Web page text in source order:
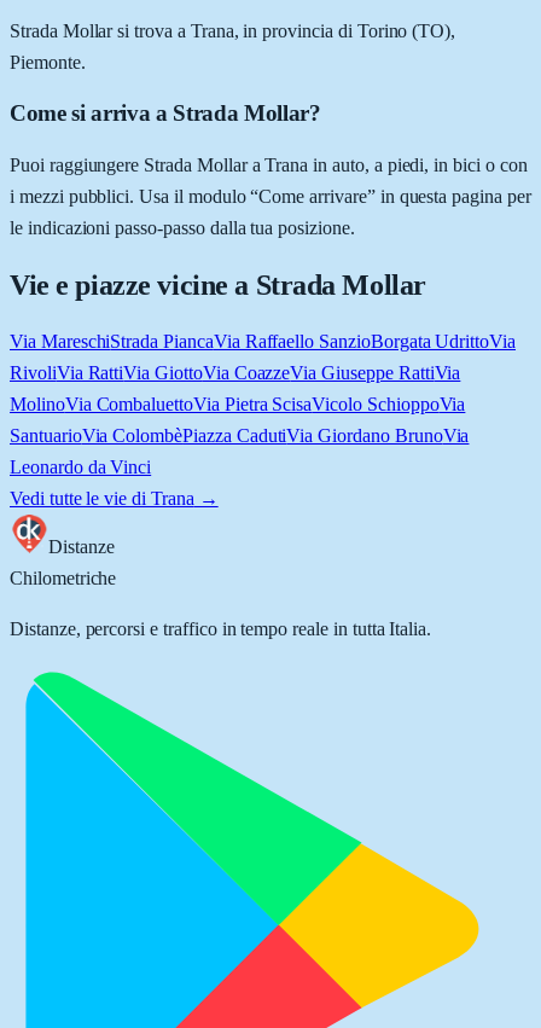
Strada Mollar si trova a Trana, in provincia di Torino (TO),
Piemonte.
Come si arriva a Strada Mollar?
Puoi raggiungere Strada Mollar a Trana in auto, a piedi, in bici o con
i mezzi pubblici. Usa il modulo “Come arrivare” in questa pagina per
le indicazioni passo-passo dalla tua posizione.
Vie e piazze vicine a Strada Mollar
Via MareschiStrada PiancaVia Raffaello SanzioBorgata UdrittoVia
RivoliVia RattiVia GiottoVia CoazzeVia Giuseppe RattiVia
MolinoVia CombaluettoVia Pietra ScisaVicolo SchioppoVia
SantuarioVia ColombèPiazza CadutiVia Giordano BrunoVia
Leonardo da Vinci
Vedi tutte le vie di Trana →
Distanze
Chilometriche
Distanze, percorsi e traffico in tempo reale in tutta Italia.